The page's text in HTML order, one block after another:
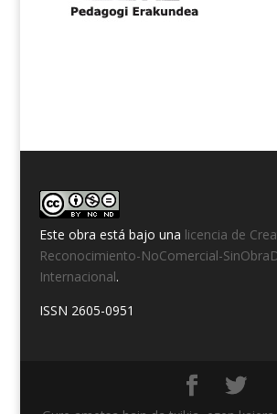
Este obra está bajo una licencia de
Reconocimiento-NoComercial-
Internacional.
ISSN 2605-0951